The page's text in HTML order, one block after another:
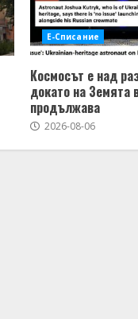
Е-Списание
Космосът е над
докато на Земята
продължава
2026-08-06